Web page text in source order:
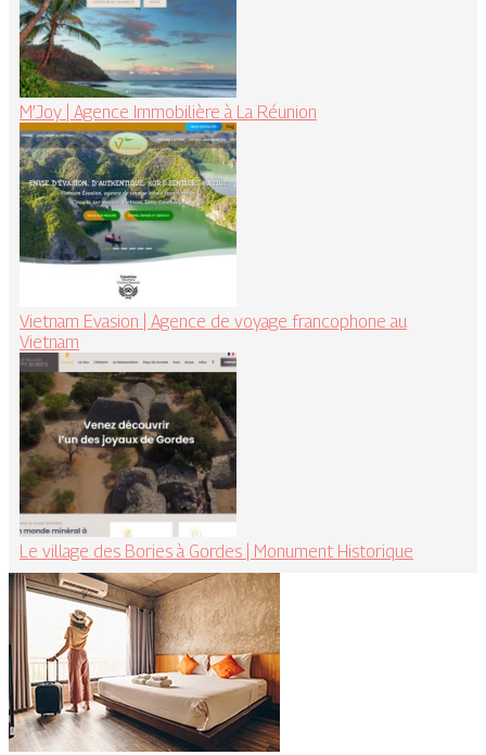
M’Joy | Agence Immobilière à La Réunion
Vietnam Evasion | Agence de voyage francophone au
Vietnam
Le village des Bories à Gordes | Monument Historique